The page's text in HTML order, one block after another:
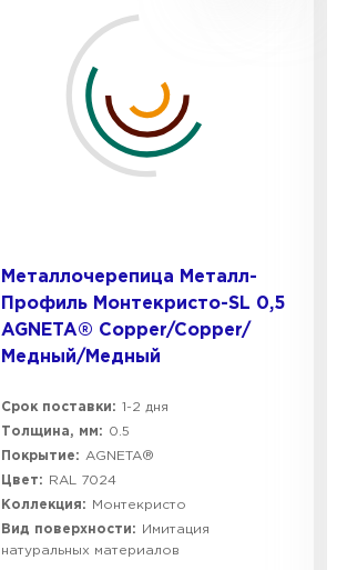
Металлочерепица Металл-
Профиль Монтекристо-SL 0,5
AGNETA® Copper/Copper/
Медный/Медный
Срок поставки: 1-2 дня
Толщина, мм:
0.5
Покрытие:
AGNETA®
Цвет:
RAL 7024
Коллекция:
Монтекристо
Вид поверхности:
Имитация
натуральных материалов